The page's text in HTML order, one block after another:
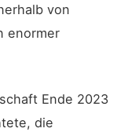
von
enormer
Ende 2023
die